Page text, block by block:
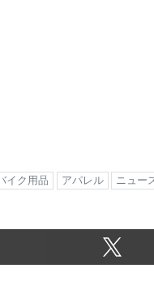
イク用品 アパレル
ニュー